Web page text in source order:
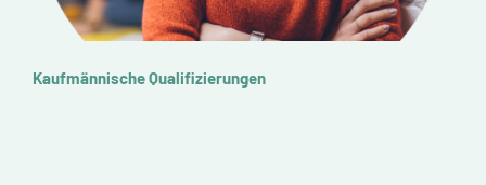
Kaufmännische Qualifizierungen